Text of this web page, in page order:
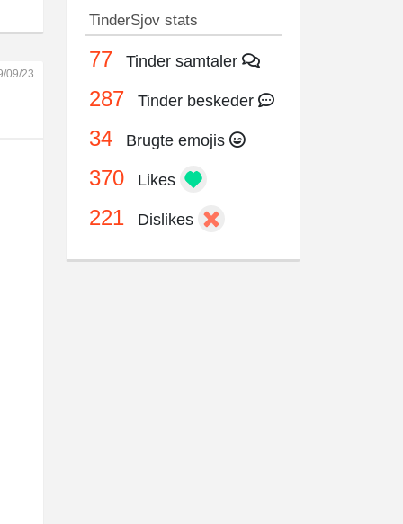
09/23
TinderSjov stats
77 Tinder samtaler
287 Tinder beskeder
34 Brugte emojis
370 Likes
221 Dislikes